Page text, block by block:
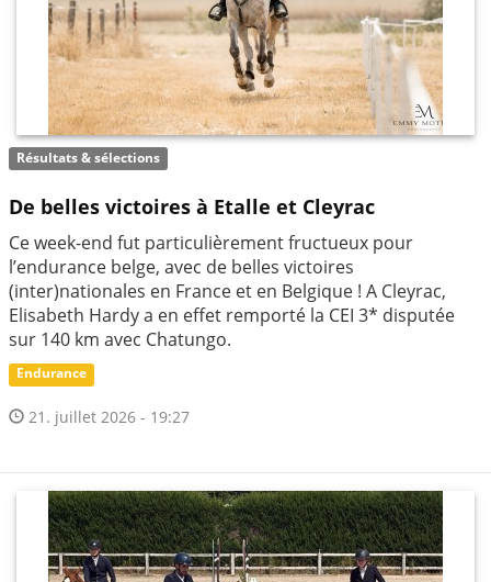
Résultats & sélections
De belles victoires à Etalle et Cleyrac
Ce week-end fut particulièrement fructueux pour
l’endurance belge, avec de belles victoires
(inter)nationales en France et en Belgique ! A Cleyrac,
Elisabeth Hardy a en effet remporté la CEI 3* disputée
sur 140 km avec Chatungo.
Endurance
21. juillet 2026 - 19:27